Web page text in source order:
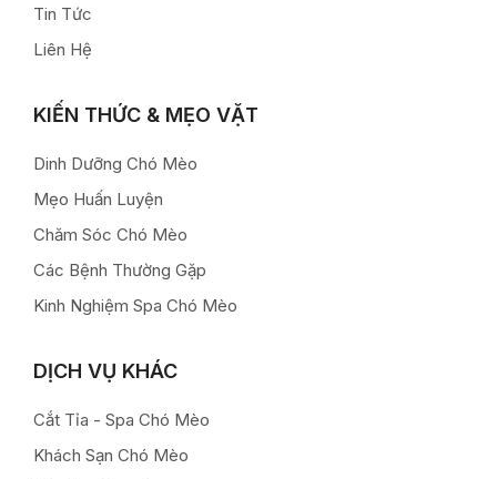
Tin Tức
Liên Hệ
KIẾN THỨC & MẸO VẶT
Dinh Dưỡng Chó Mèo
Mẹo Huấn Luyện
Chăm Sóc Chó Mèo
Các Bệnh Thường Gặp
Kinh Nghiệm Spa Chó Mèo
DỊCH VỤ KHÁC
Cắt Tỉa - Spa Chó Mèo
Khách Sạn Chó Mèo